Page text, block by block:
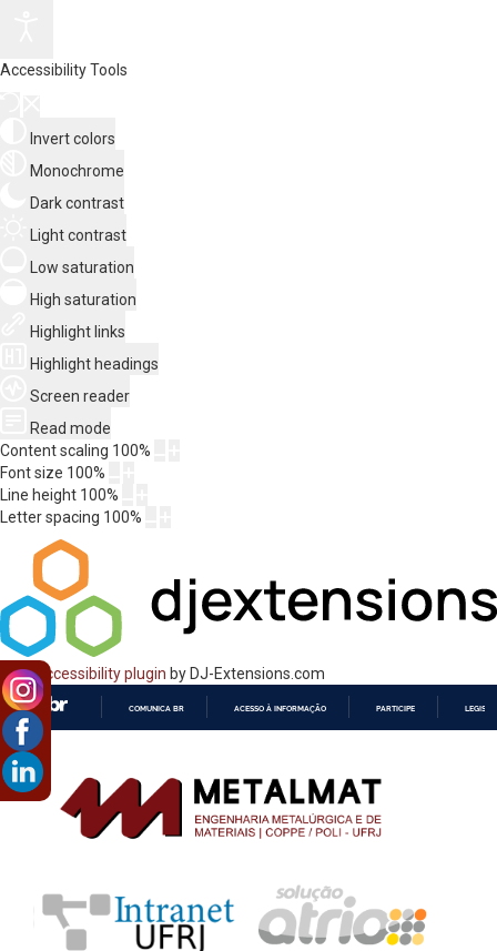
Accessibility Tools
Invert colors
Monochrome
Dark contrast
Light contrast
Low saturation
High saturation
Highlight links
Highlight headings
Screen reader
Read mode
Content scaling 100%
Font size 100%
Line height 100%
Letter spacing 100%
Web Accessibility plugin by DJ-Extensions.com
CONTEÚDO
COMUNICA BR ACESSO À INFORMAÇÃO PARTICIPE